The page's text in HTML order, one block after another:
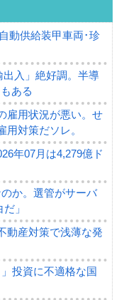
動供給装甲車両･珍
出入」絶好調。半導
ある
雇用状況が悪い。せ
対策だソレ。
年07月は4,279億ド
か。選管がサーバ
」
動産対策で浅薄な発
投資に不適格な国